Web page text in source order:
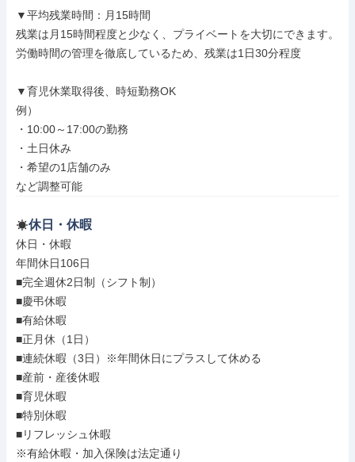
▼平均残業時間：月15時間
残業は月15時間程度と少なく、プライベートを大切にできます。
労働時間の管理を徹底しているため、残業は1日30分程度
▼育児休業取得後、時短勤務OK
例）
・10:00～17:00の勤務
・土日休み
・希望の1店舗のみ
など調整可能
休日・休暇
休日・休暇
年間休日106日
■完全週休2日制（シフト制）
■慶弔休暇
■有給休暇
■正月休（1日）
■連続休暇（3日）※年間休日にプラスして休める
■産前・産後休暇
■育児休暇
■特別休暇
■リフレッシュ休暇
※有給休暇・加入保険は法定通り